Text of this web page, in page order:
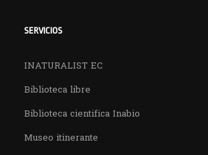
SERVICIOS
INATURALIST EC
Biblioteca libre
Biblioteca cientifica Inabio
Museo itinerante